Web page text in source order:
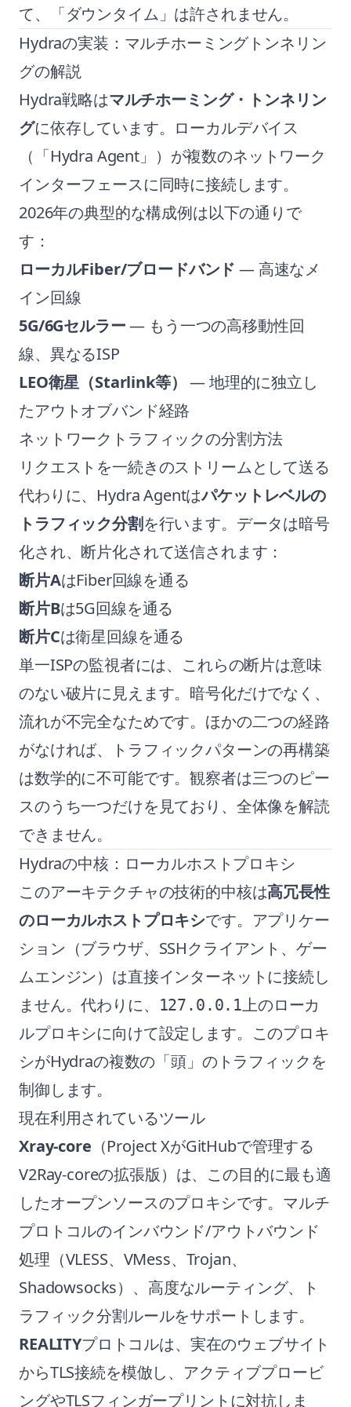
て、「ダウンタイム」は許されません。
Hydraの実装：マルチホーミングトンネリン
グの解説
Hydra戦略はマルチホーミング・トンネリン
グに依存しています。ローカルデバイス
（「Hydra Agent」）が複数のネットワーク
インターフェースに同時に接続します。
2026年の典型的な構成例は以下の通りで
す：
ローカルFiber/ブロードバンド — 高速なメ
イン回線
5G/6Gセルラー— もう一つの高移動性回
線、異なるISP
LEO衛星（Starlink等） — 地理的に独立し
たアウトオブバンド経路
ネットワークトラフィックの分割方法
リクエストを一続きのストリームとして送る
代わりに、Hydra Agentはパケットレベルの
トラフィック分割を行います。データは暗号
化され、断片化されて送信されます：
断片AはFiber回線を通る
断片Bは5G回線を通る
断片Cは衛星回線を通る
単一ISPの監視者には、これらの断片は意味
のない破片に見えます。暗号化だけでなく、
流れが不完全なためです。ほかの二つの経路
がなければ、トラフィックパターンの再構築
は数学的に不可能です。観察者は三つのピー
スのうち一つだけを見ており、全体像を解読
できません。
Hydraの中核：ローカルホストプロキシ
このアーキテクチャの技術的中核は高冗長性
のローカルホストプロキシです。アプリケー
ション（ブラウザ、SSHクライアント、ゲー
ムエンジン）は直接インターネットに接続し
ません。代わりに、
127.0.0.1上のローカ
ルプロキシに向けて設定します。このプロキ
シがHydraの複数の「頭」のトラフィックを
制御します。
現在利用されているツール
Xray-core （Project XがGitHubで管理する
V2Ray-coreの拡張版）は、この目的に最も適
したオープンソースのプロキシです。マルチ
プロトコルのインバウンド/アウトバウンド
処理（VLESS、VMess、Trojan、
Shadowsocks）、高度なルーティング、ト
ラフィック分割ルールをサポートします。
REALITYプロトコルは、実在のウェブサイト
からTLS接続を模倣し、アクティブプロービ
ングやTLSフィンガープリントに対抗しま